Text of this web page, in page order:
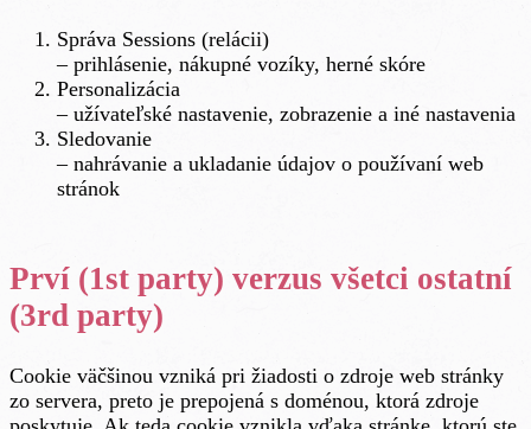
Správa Sessions (relácii)
– prihlásenie, nákupné vozíky, herné skóre
Personalizácia
– užívateľské nastavenie, zobrazenie a iné nastavenia
Sledovanie
– nahrávanie a ukladanie údajov o používaní web
stránok
Prví (1st party) verzus všetci ostatní
(3rd party)
Cookie väčšinou vzniká pri žiadosti o zdroje web stránky
zo servera, preto je prepojená s doménou, ktorá zdroje